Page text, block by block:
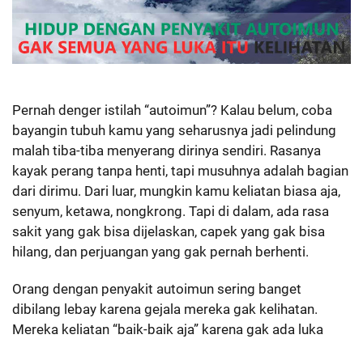
Pernah denger istilah “autoimun”? Kalau belum, coba
bayangin tubuh kamu yang seharusnya jadi pelindung
malah tiba-tiba menyerang dirinya sendiri. Rasanya
kayak perang tanpa henti, tapi musuhnya adalah bagian
dari dirimu. Dari luar, mungkin kamu keliatan biasa aja,
senyum, ketawa, nongkrong. Tapi di dalam, ada rasa
sakit yang gak bisa dijelaskan, capek yang gak bisa
hilang, dan perjuangan yang gak pernah berhenti.
Orang dengan penyakit autoimun sering banget
dibilang lebay karena gejala mereka gak kelihatan.
Mereka keliatan “baik-baik aja” karena gak ada luka